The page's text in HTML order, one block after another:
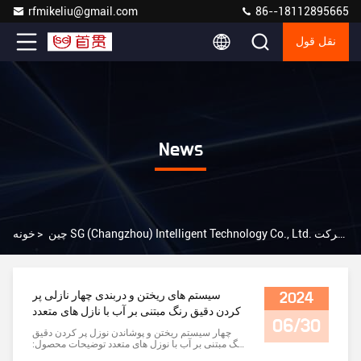
rfmikeliu@gmail.com 86--18112895665
نقل قول
News
خونه > چین SG (Changzhou) Intelligent Technology Co., Ltd. اخبار شرکت
سیستم های ریختن و دربندی چهار نازلی پر
کردن دقیق رنگ مبتنی بر آب با نازل های متعدد
چهار سیستم ریختن و پوشاندن نوزل پر کردن دقیق
رنگ مبتنی بر آب با نوزل های متعدد توضیحات محصول:
2024
06/30